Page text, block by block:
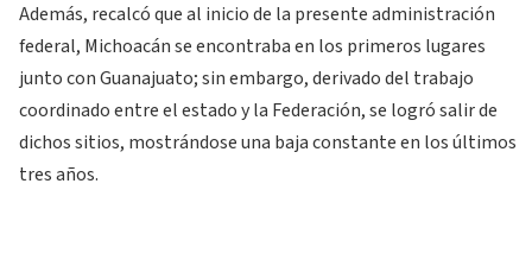
Además, recalcó que al inicio de la presente administración
federal, Michoacán se encontraba en los primeros lugares
junto con Guanajuato; sin embargo, derivado del trabajo
coordinado entre el estado y la Federación, se logró salir de
dichos sitios, mostrándose una baja constante en los últimos
tres años.